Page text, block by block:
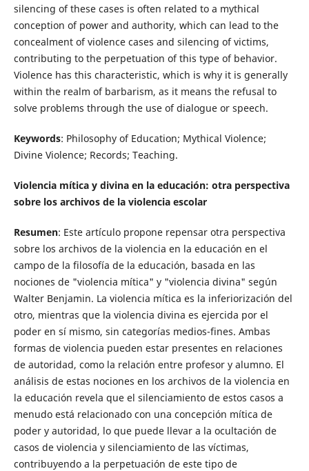
silencing of these cases is often related to a mythical
conception of power and authority, which can lead to the
concealment of violence cases and silencing of victims,
contributing to the perpetuation of this type of behavior.
Violence has this characteristic, which is why it is generally
within the realm of barbarism, as it means the refusal to
solve problems through the use of dialogue or speech.
Keywords: Philosophy of Education; Mythical Violence;
Divine Violence; Records; Teaching.
Violencia mítica y divina en la educación: otra perspectiva
sobre los archivos de la violencia escolar
Resumen: Este artículo propone repensar otra perspectiva
sobre los archivos de la violencia en la educación en el
campo de la filosofía de la educación, basada en las
nociones de "violencia mítica" y "violencia divina" según
Walter Benjamin. La violencia mítica es la inferiorización del
otro, mientras que la violencia divina es ejercida por el
poder en sí mismo, sin categorías medios-fines. Ambas
formas de violencia pueden estar presentes en relaciones
de autoridad, como la relación entre profesor y alumno. El
análisis de estas nociones en los archivos de la violencia en
la educación revela que el silenciamiento de estos casos a
menudo está relacionado con una concepción mítica de
poder y autoridad, lo que puede llevar a la ocultación de
casos de violencia y silenciamiento de las víctimas,
contribuyendo a la perpetuación de este tipo de